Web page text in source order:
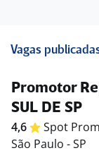
Vagas
Promotor
SUL DE SP
4,6 Spot
São Paulo - SP